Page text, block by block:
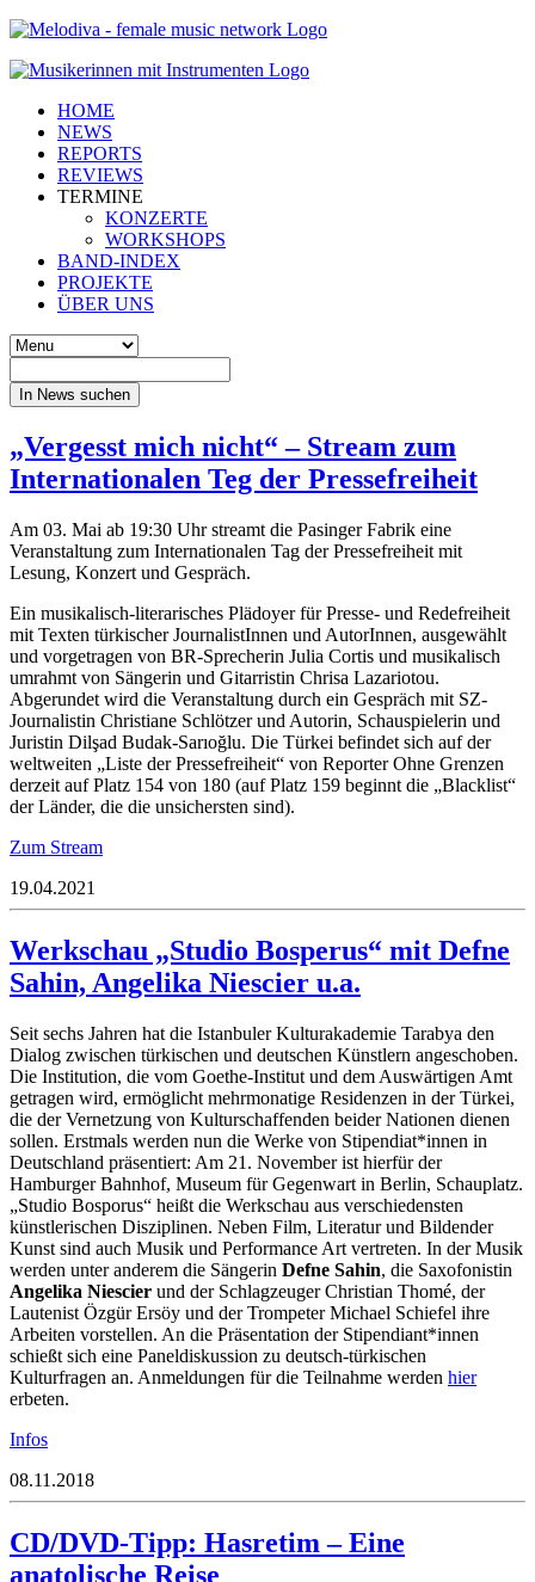
HOME
NEWS
REPORTS
REVIEWS
TERMINE
KONZERTE
WORKSHOPS
BAND-INDEX
PROJEKTE
ÜBER UNS
In News suchen
„Vergesst mich nicht“ – Stream zum
Internationalen Teg der Pressefreiheit
Am 03. Mai ab 19:30 Uhr streamt die Pasinger Fabrik eine
Veranstaltung zum Internationalen Tag der Pressefreiheit mit
Lesung, Konzert und Gespräch.
Ein musikalisch-literarisches Plädoyer für Presse- und Redefreiheit
mit Texten türkischer JournalistInnen und AutorInnen, ausgewählt
und vorgetragen von BR-Sprecherin Julia Cortis und musikalisch
umrahmt von Sängerin und Gitarristin Chrisa Lazariotou.
Abgerundet wird die Veranstaltung durch ein Gespräch mit SZ-
Journalistin Christiane Schlötzer und Autorin, Schauspielerin und
Juristin Dilşad Budak-Sarıoğlu. Die Türkei befindet sich auf der
weltweiten „Liste der Pressefreiheit“ von Reporter Ohne Grenzen
derzeit auf Platz 154 von 180 (auf Platz 159 beginnt die „Blacklist“
der Länder, die die unsichersten sind).
Zum Stream
19.04.2021
Werkschau „Studio Bosperus“ mit Defne
Sahin, Angelika Niescier u.a.
Seit sechs Jahren hat die Istanbuler Kulturakademie Tarabya den
Dialog zwischen türkischen und deutschen Künstlern angeschoben.
Die Institution, die vom Goethe-Institut und dem Auswärtigen Amt
getragen wird, ermöglicht mehrmonatige Residenzen in der Türkei,
die der Vernetzung von Kulturschaffenden beider Nationen dienen
sollen. Erstmals werden nun die Werke von Stipendiat*innen in
Deutschland präsentiert: Am 21. November ist hierfür der
Hamburger Bahnhof, Museum für Gegenwart in Berlin, Schauplatz.
„Studio Bosporus“ heißt die Werkschau aus verschiedensten
künstlerischen Disziplinen. Neben Film, Literatur und Bildender
Kunst sind auch Musik und Performance Art vertreten. In der Musik
werden unter anderem die Sängerin Defne Sahin, die Saxofonistin
Angelika Niescier und der Schlagzeuger Christian Thomé, der
Lautenist Özgür Ersöy und der Trompeter Michael Schiefel ihre
Arbeiten vorstellen. An die Präsentation der Stipendiant*innen
schießt sich eine Paneldiskussion zu deutsch-türkischen
Kulturfragen an. Anmeldungen für die Teilnahme werden hier
erbeten.
Infos
08.11.2018
CD/DVD-Tipp: Hasretim – Eine
anatolische Reise